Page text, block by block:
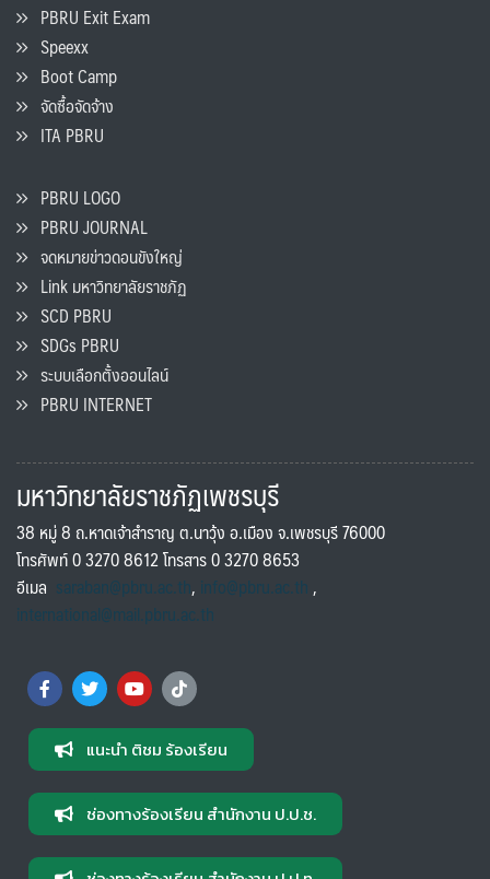
PBRU Exit Exam
Speexx
Boot Camp
จัดซื้อจัดจ้าง
ITA PBRU
PBRU LOGO
PBRU JOURNAL
จดหมายข่าวดอนขังใหญ่
Link มหาวิทยาลัยราชภัฏ
SCD PBRU
SDGs PBRU
ระบบเลือกตั้งออนไลน์
PBRU INTERNET
มหาวิทยาลัยราชภัฏเพชรบุรี
38 หมู่ 8 ถ.หาดเจ้าสำราญ ต.นาวุ้ง อ.เมือง จ.เพชรบุรี 76000
โทรศัพท์ 0 3270 8612 โทรสาร 0 3270 8653
อีเมล saraban@pbru.ac.th, info@pbru.ac.th,
international@mail.pbru.ac.th
แนะนำ ติชม ร้องเรียน
ช่องทางร้องเรียน สำนักงาน ป.ป.ช.